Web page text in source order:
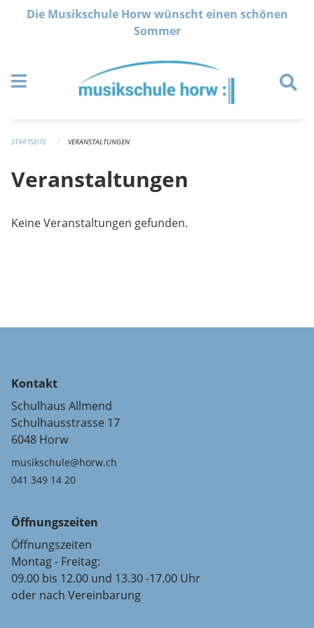
Navigation überspringen
Die Musikschule Horw wünscht einen schönen
Sommer
STARTSEITE VERANSTALTUNGEN
Veranstaltungen
Keine Veranstaltungen gefunden.
Kontakt
Schulhaus Allmend
Schulhausstrasse 17
6048 Horw
musikschule@horw.ch
041 349 14 20
Öffnungszeiten
Öffnungszeiten
Montag - Freitag:
09.00 bis 12.00 und 13.30 -17.00 Uhr
oder nach Vereinbarung